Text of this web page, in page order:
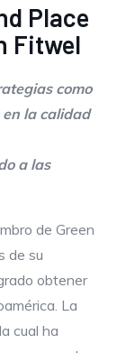
Place
Fitwel
como
la calidad
a las
de Green
de su
obtener
La
cual ha